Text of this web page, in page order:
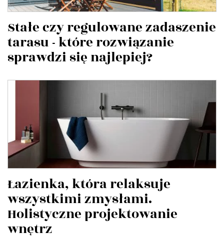
Stałe czy regulowane zadaszenie
tarasu - które rozwiązanie
sprawdzi się najlepiej?
Łazienka, która relaksuje
wszystkimi zmysłami.
Holistyczne projektowanie
wnętrz